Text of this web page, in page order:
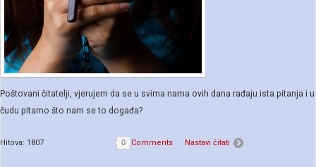
Poštovani čitatelji, vjerujem da se u svima nama ovih dana rađaju ista pitanja i u
čudu pitamo što nam se to događa?
Comments Nastavi čitati
Hitova: 1807 0